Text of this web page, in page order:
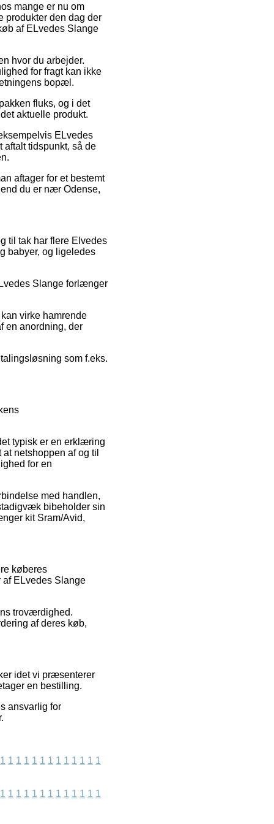
mange er nu om
produkter den dag der
af ELvedes Slange
hvor du arbejder.
for fragt kan ikke
bopæl.
fluks, og i det
aktuelle produkt.
ELvedes
tidspunkt, så de
aftager for et bestemt
du er nær Odense,
til tak har flere Elvedes
babyer, og ligeledes
Slange forlænger
virke hamrende
en anordning, der
som f.eks.
typisk er en erklæring
netshoppen af og til
for en
med handlen,
bibeholder sin
kit Sram/Avid,
køberes
af ELvedes Slange
troværdighed.
af deres køb,
idet vi præsenterer
en bestilling.
ansvarlig for
1 1 1 1 1 1 1 1 1 1 1 1 1
1 1 1 1 1 1 1 1 1 1 1 1 1